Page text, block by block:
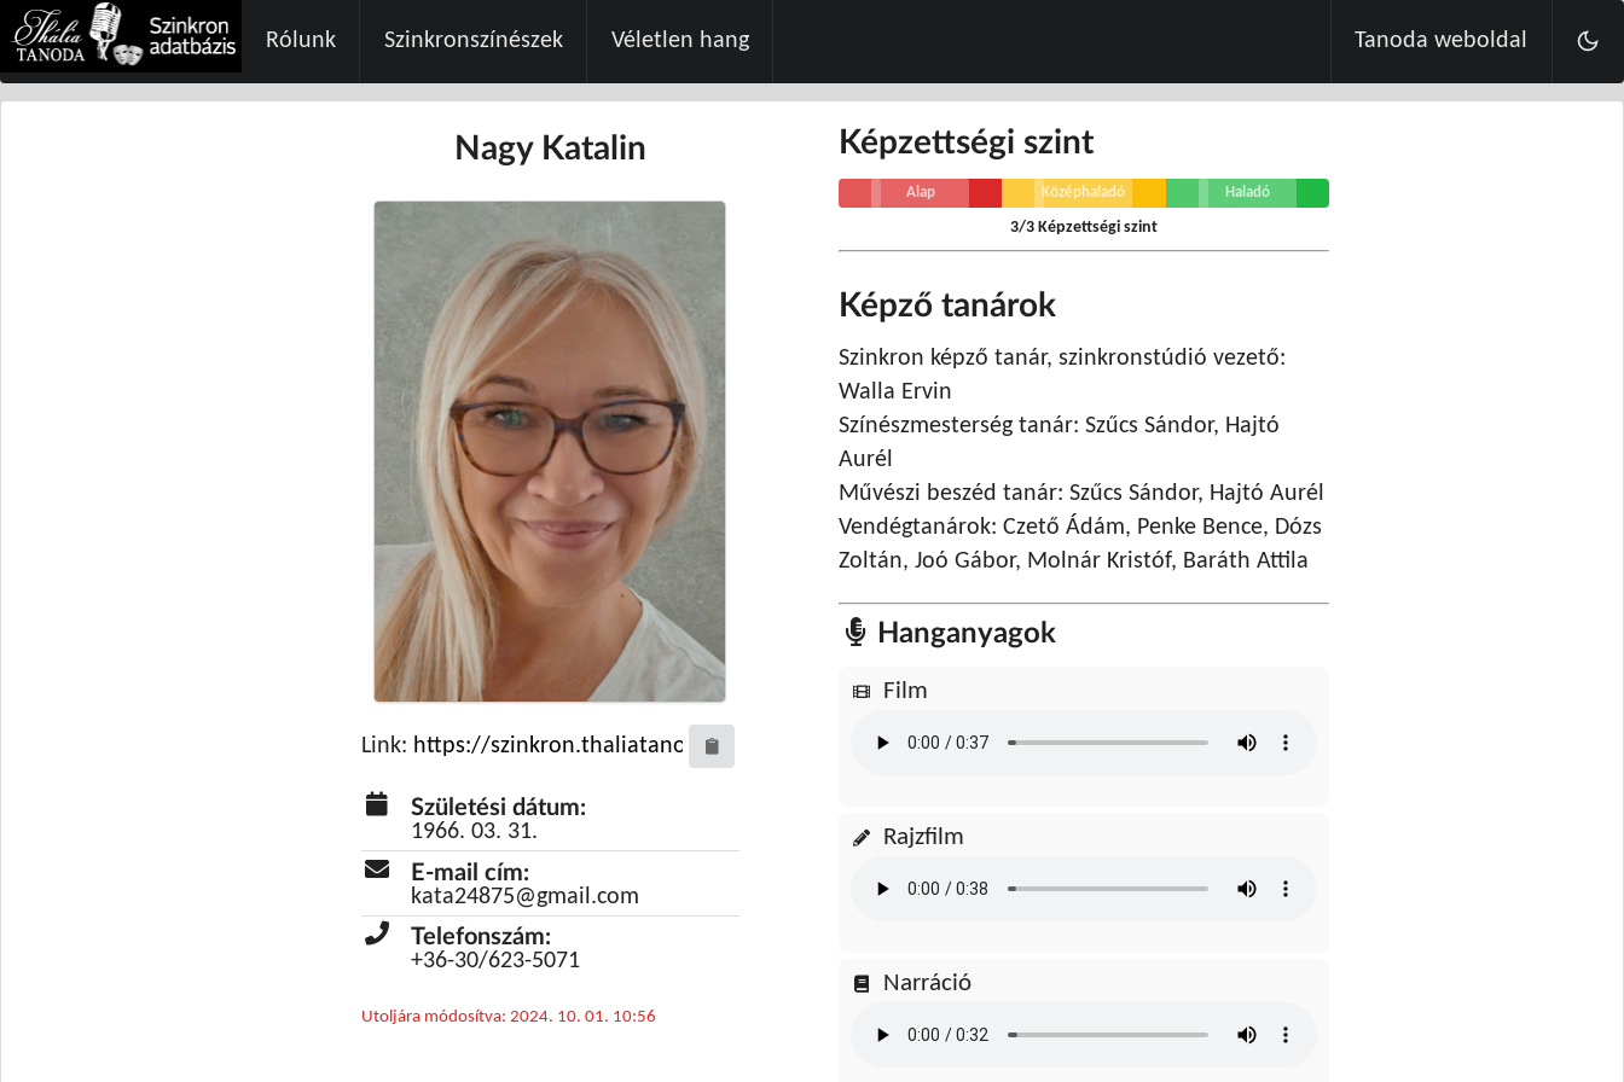
Rólunk Szinkronszínészek Véletlen hang Tanoda weboldal
Nagy Katalin
Link:
Születési dátum:
1966. 03. 31.
E-mail cím:
kata24875@gmail.com
Telefonszám:
+36-30/623-5071
Utoljára módosítva: 2024. 10. 01. 10:56
Képzettségi szint
Alap Középhaladó Haladó
3/3 Képzettségi szint
Képző tanárok
Szinkron képző tanár, szinkronstúdió vezető:
Walla Ervin
Színészmesterség tanár: Szűcs Sándor, Hajtó
Aurél
Művészi beszéd tanár: Szűcs Sándor, Hajtó Aurél
Vendégtanárok: Czető Ádám, Penke Bence, Dózs
Zoltán, Joó Gábor, Molnár Kristóf, Baráth Attila
Hanganyagok
Film
Rajzfilm
Narráció